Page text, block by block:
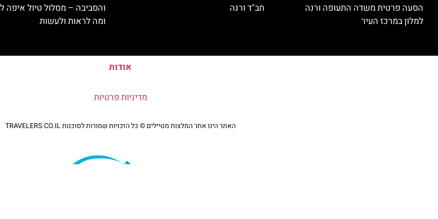
הסעה פרטית משדה התעופה ורנה
למלון במרכז העיר
חב"ד ורנה
והסביבה – מסלול טיול איפה
ומה לראות ולעשות
אודות
מדיניות פרטיות
האתר הינו אתר המלצות מטיילים © כל הזכויות שמורות לסוכנות TRAVELERS.CO.IL